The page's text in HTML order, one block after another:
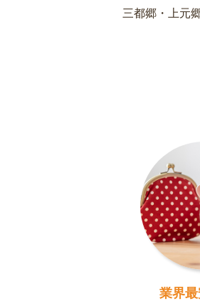
三都郷・上元
業界